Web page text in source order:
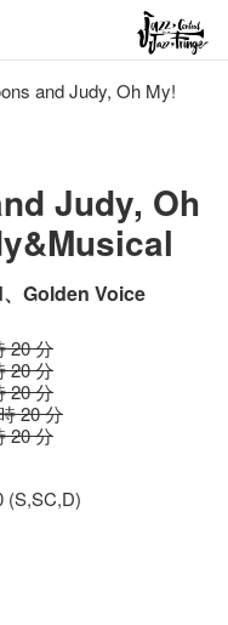
and Judy, Oh My!
Judy, Oh
Golden Voice
20 分
20 分
20 分
20 分
20 分
(S,SC,D)